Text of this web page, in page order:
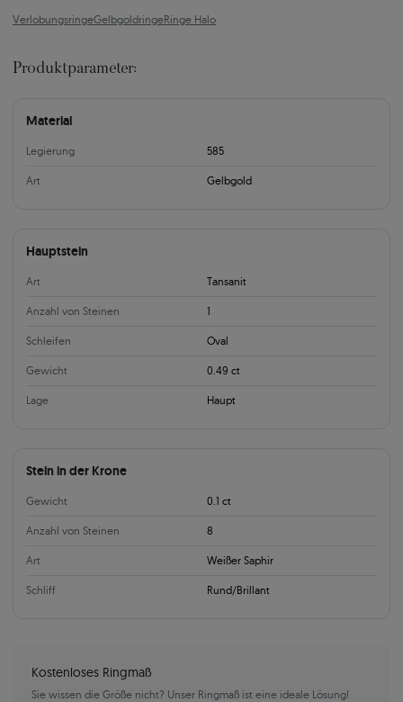
VerlobungsringeGelbgoldringeRinge Halo
Produktparameter:
Material
Legierung 585
Art Gelbgold
Hauptstein
Art Tansanit
Anzahl von Steinen 1
Schleifen Oval
Gewicht 0.49 ct
Lage Haupt
Stein in der Krone
Gewicht 0.1 ct
Anzahl von Steinen 8
Art Weißer Saphir
Schliff Rund/Brillant
Kostenloses Ringmaß
Sie wissen die Größe nicht? Unser Ringmaß ist eine ideale Lösung!